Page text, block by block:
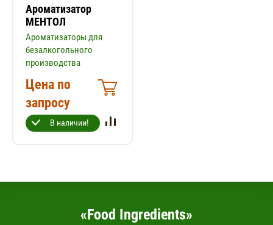
Ароматизатор
МЕНТОЛ
Ароматизаторы для
безалкогольного
производства
Цена по
запросу
В наличии!
«Food Ingredients»